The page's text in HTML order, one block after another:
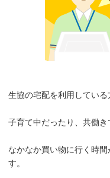
生協の宅配を利用している
子育て中だったり、共働き
なかなか買い物に行く時
す。